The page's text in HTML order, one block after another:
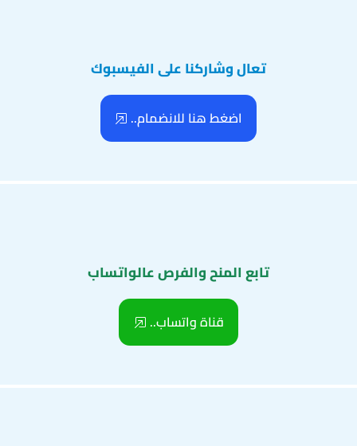
تعال وشاركنا على الفيسبوك
اضغط هنا للانضمام..
تابع المنح والفرص عالواتساب
قناة واتساب..